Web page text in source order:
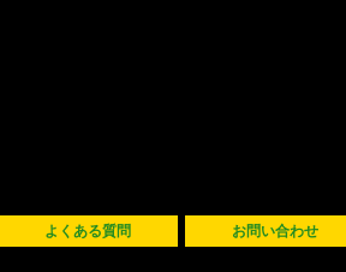
よくある質問 お問い合わせ